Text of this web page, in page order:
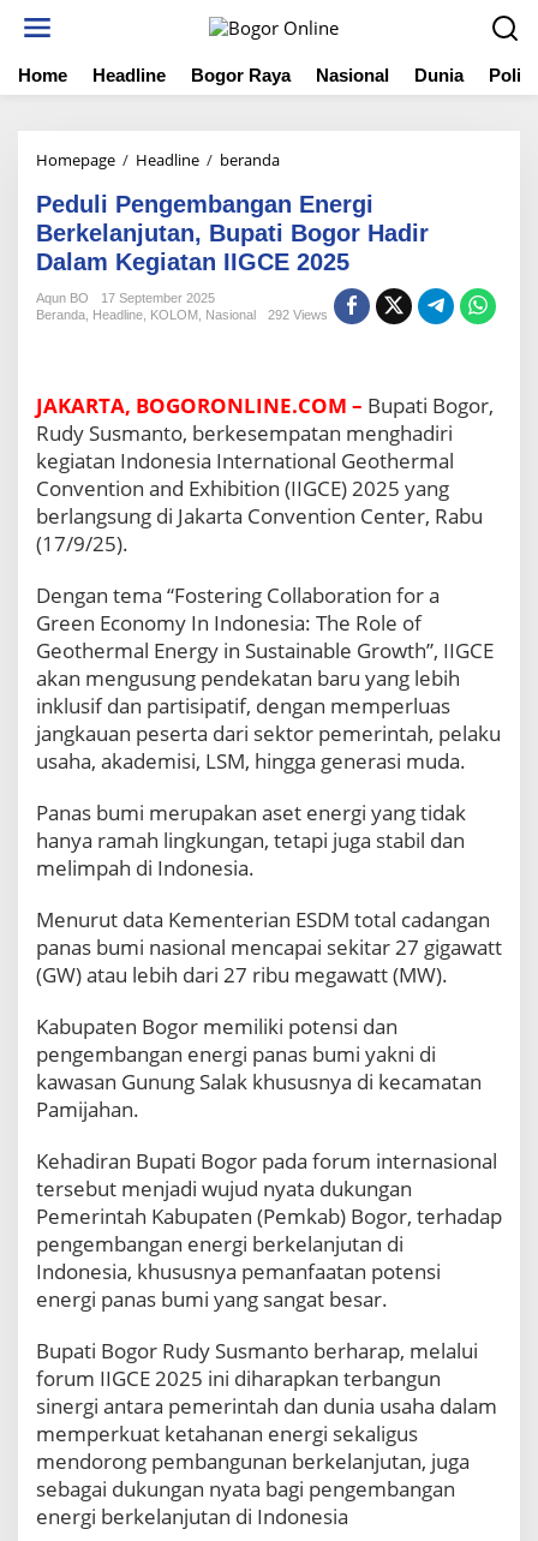
t
Home Headline Bogor Raya Nasional Dunia
Homepage / Headline / beranda
d
u
l
i
e
m
b
a
n
g
a
n
e
g
i
B
e
r
k
l
a
u
a
n
B
u
a
B
o
g
o
H
a
i
D
a
l
a
m
K
e
Peduli Pengembangan Energi
Berkelanjutan, Bupati Bogor Hadir
Dalam Kegiatan IIGCE 2025
Aqun BO
17 September 2025
Beranda Headline KOLOM Nasional 292 Views
JAKARTA, BOGORONLINE.COM – Bupati Bogor,
Rudy Susmanto, berkesempatan menghadiri
kegiatan Indonesia International Geothermal
Convention and Exhibition (IIGCE) 2025 yang
berlangsung di Jakarta Convention Center, Rabu
(17/9/25).
Dengan tema “Fostering Collaboration for a
Green Economy In Indonesia: The Role of
Geothermal Energy in Sustainable Growth”, IIGCE
akan mengusung pendekatan baru yang lebih
inklusif dan partisipatif, dengan memperluas
jangkauan peserta dari sektor pemerintah, pelaku
usaha, akademisi, LSM, hingga generasi muda.
Panas bumi merupakan aset energi yang tidak
hanya ramah lingkungan, tetapi juga stabil dan
melimpah di Indonesia.
Menurut data Kementerian ESDM total cadangan
panas bumi nasional mencapai sekitar 27 gigawatt
(GW) atau lebih dari 27 ribu megawatt (MW).
Kabupaten Bogor memiliki potensi dan
pengembangan energi panas bumi yakni di
kawasan Gunung Salak khususnya di kecamatan
Pamijahan.
Kehadiran Bupati Bogor pada forum internasional
tersebut menjadi wujud nyata dukungan
Pemerintah Kabupaten (Pemkab) Bogor, terhadap
pengembangan energi berkelanjutan di
Indonesia, khususnya pemanfaatan potensi
energi panas bumi yang sangat besar.
Bupati Bogor Rudy Susmanto berharap, melalui
forum IIGCE 2025 ini diharapkan terbangun
sinergi antara pemerintah dan dunia usaha dalam
memperkuat ketahanan energi sekaligus
mendorong pembangunan berkelanjutan, juga
sebagai dukungan nyata bagi pengembangan
energi berkelanjutan di Indonesia